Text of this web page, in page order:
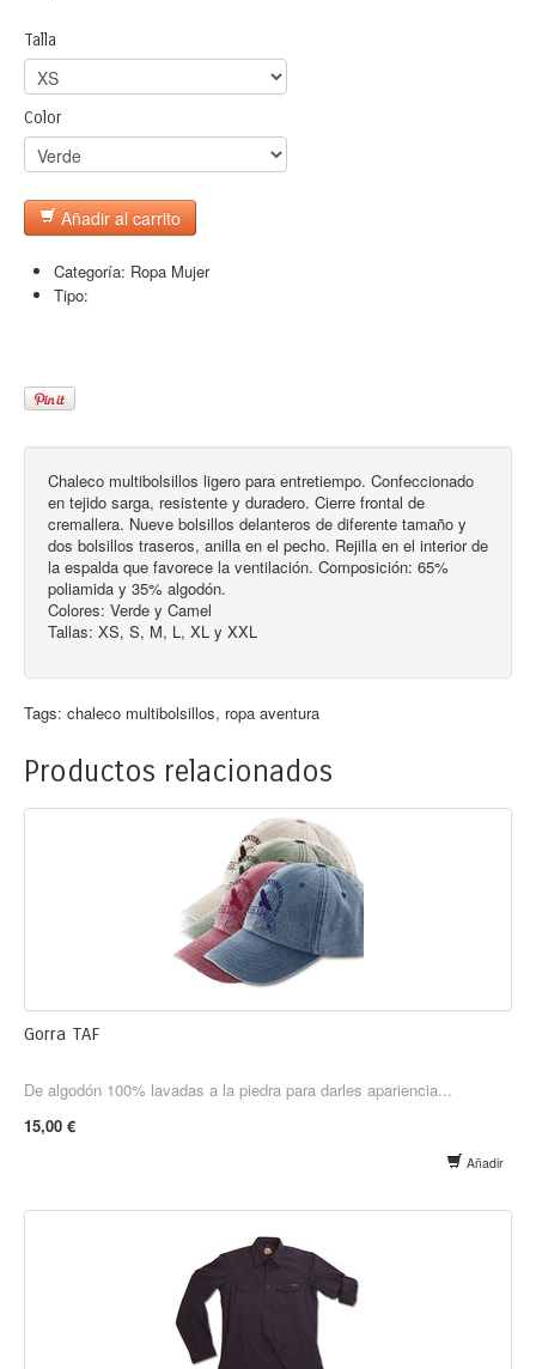
Talla
Color
Añadir al carrito
Categoría: Ropa Mujer
Tipo:
Chaleco multibolsillos ligero para entretiempo. Confeccionado
en tejido sarga, resistente y duradero. Cierre frontal de
cremallera. Nueve bolsillos delanteros de diferente tamaño y
dos bolsillos traseros, anilla en el pecho. Rejilla en el interior de
la espalda que favorece la ventilación. Composición: 65%
poliamida y 35% algodón.
Colores: Verde y Camel
Tallas: XS, S, M, L, XL y XXL
Tags: chaleco multibolsillos, ropa aventura
Productos relacionados
Gorra TAF
De algodón 100% lavadas a la piedra para darles apariencia...
15,00 €
Añadir